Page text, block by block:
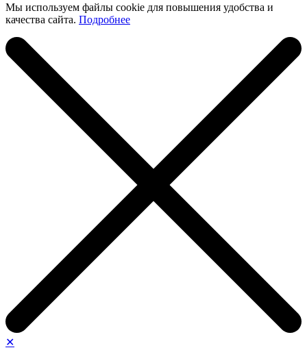
Мы используем файлы cookie для повышения удобства и
качества сайта. Подробнее
✕